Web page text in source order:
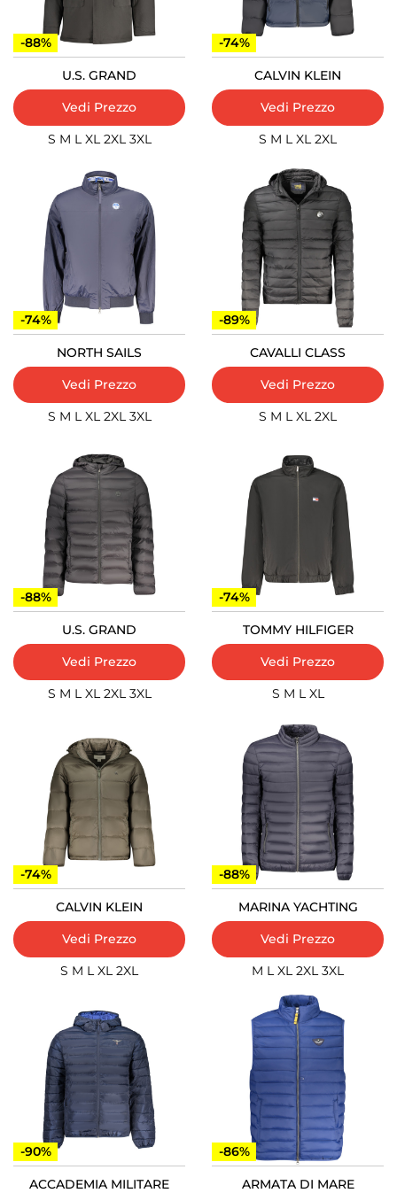
-88%
U.S. GRAND
Vedi Prezzo
S M L XL 2XL 3XL
-74%
CALVIN KLEIN
Vedi Prezzo
S M L XL 2XL
-74%
NORTH SAILS
Vedi Prezzo
S M L XL 2XL 3XL
-89%
CAVALLI CLASS
Vedi Prezzo
S M L XL 2XL
-88%
U.S. GRAND
Vedi Prezzo
S M L XL 2XL 3XL
-74%
TOMMY HILFIGER
Vedi Prezzo
S M L XL
-74%
CALVIN KLEIN
Vedi Prezzo
S M L XL 2XL
-88%
MARINA YACHTING
Vedi Prezzo
M L XL 2XL 3XL
-90%
ACCADEMIA MILITARE
-86%
ARMATA DI MARE